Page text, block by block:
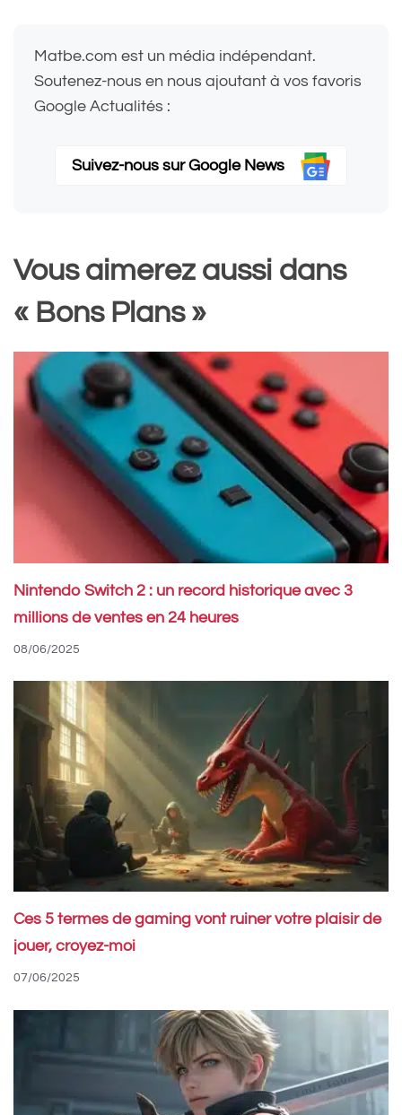
Matbe.com est un média indépendant.
Soutenez-nous en nous ajoutant à vos favoris
Google Actualités :
Suivez-nous sur Google News
Vous aimerez aussi dans
« Bons Plans »
Nintendo Switch 2 : un record historique avec 3
millions de ventes en 24 heures
08/06/2025
Ces 5 termes de gaming vont ruiner votre plaisir de
jouer, croyez-moi
07/06/2025